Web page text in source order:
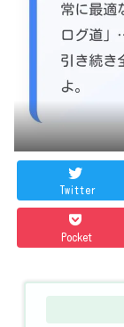
Twitter
Pocket